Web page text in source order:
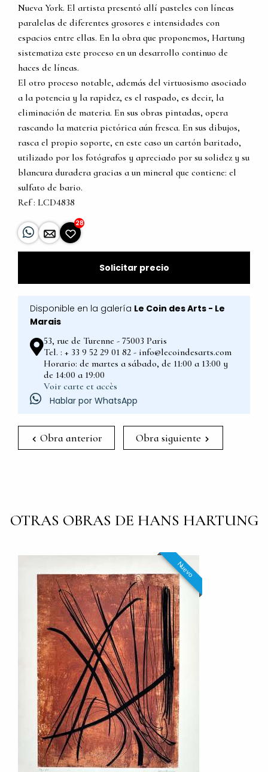
Nueva York. El artista presentó allí pasteles con líneas
paralelas de diferentes grosores e intensidades con
espacios entre ellas. En la obra que proponemos, Hartung
sistematiza este proceso en un desarrollo continuo de
haces de líneas.
El otro proceso notable, además del virtuosismo asociado
a la potencia y la rapidez, es el raspado, es decir, la
eliminación de materia. En sus obras pintadas, opera
rascando la materia pictórica aún fresca. En sus dibujos,
rasca el propio soporte, en este caso un cartón baritado,
utilizado por los fotógrafos y apreciado por su solidez y su
blancura duradera gracias a un mineral que contiene: el
sulfato de bario.
Ref : LCD4838
28
Solicitar precio
Disponible en la galería Le Coin des Arts - Le
Marais
53, rue de Turenne - 75003 Paris
Tel. : + 33 9 52 29 01 82 - info@lecoindesarts.com
Horario: de martes a sábado, de 11:00 a 13:00 y
de 14:00 a 19:00
Voir carte et accès
Hablar por WhatsApp
Obra anterior Obra siguiente
OTRAS OBRAS DE HANS HARTUNG
Nuevo